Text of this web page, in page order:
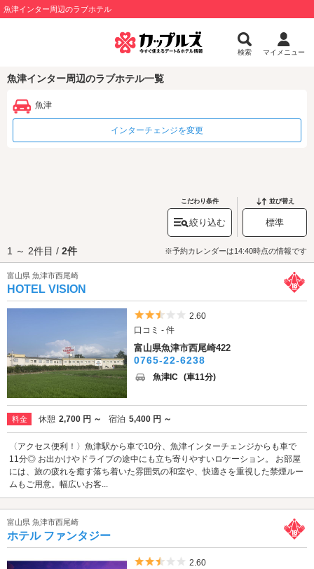
魚津インター周辺のラブホテル
検索 マイメニュー
魚津インター周辺のラブホテル一覧
魚津
インターチェンジを変更
こだわり条件
絞り込む
並び替え
標準
1 ～ 2件目 / 2件 ※予約カレンダーは14:40時点の情報です
富山県 魚津市西尾崎
HOTEL VISION
5つ星のうち2.5
2.60
口コミ - 件
富山県魚津市西尾崎422
0765-22-6238
魚津IC (車11分)
料金 休憩 2,700 円 ～ 宿泊 5,400 円 ～
〈アクセス便利！〉魚津駅から車で10分、魚津インターチェンジからも車で
11分◎ お出かけやドライブの途中にも立ち寄りやすいロケーション。 お部屋
には、旅の疲れを癒す落ち着いた雰囲気の和室や、快適さを重視した禁煙ルー
ムもご用意。幅広いお客...
富山県 魚津市西尾崎
ホテル ファンタジー
5つ星のうち2.5
2.60